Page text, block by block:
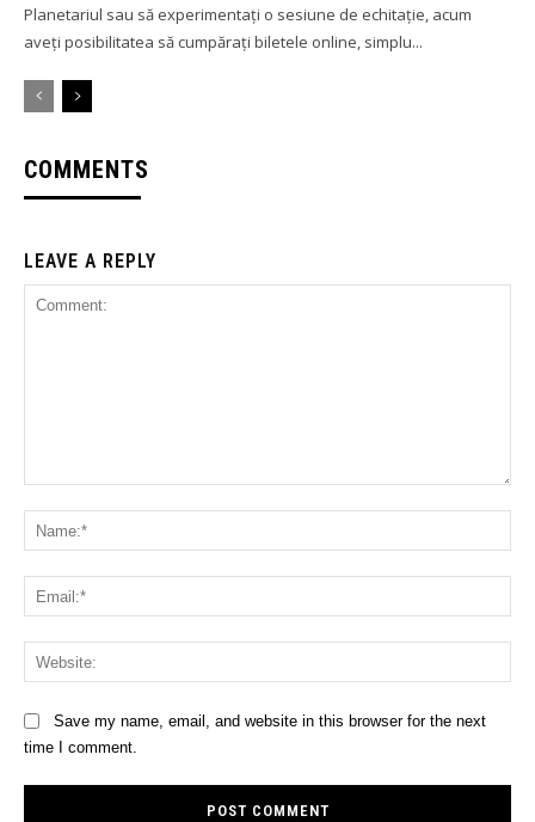
Planetariul sau să experimentați o sesiune de echitație, acum
aveți posibilitatea să cumpărați biletele online, simplu...
COMMENTS
LEAVE A REPLY
Save my name, email, and website in this browser for the next
time I comment.